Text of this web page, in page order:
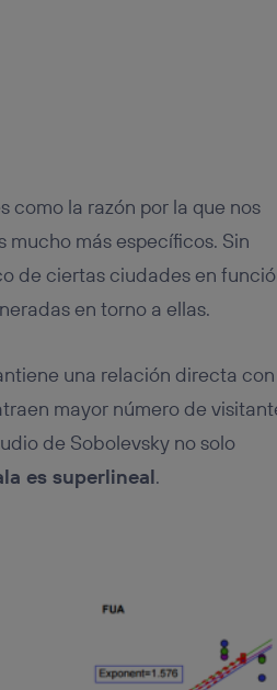
la razón por la que nos
mucho más específicos. Sin
de ciertas ciudades en
en torno a ellas.
una relación directa
mayor número de
de Sobolevsky no solo
es superlineal.